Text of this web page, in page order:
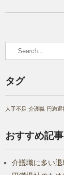
タグ
人手不足 介護職 円満退
おすすめ記事
介護職に多い